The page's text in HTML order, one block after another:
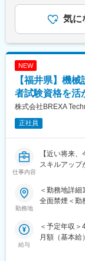
■月残業20時
当社から配属
く、特別な取
況となってい
対して、残業
■スキルUPで
スキルを上げ
で給与も上が
定性的な評価
エンジニアに
変更の範囲：
福井県内の
業務の需要
を募集するこ
技術提供に貢
◇e-Learning
◇適性や希望
◇エンジニア
※さらに、高
備保全の保全
アップも可能
【業務例】
◇大型制御盤
盤（空調機
◇ユーティリ
■当社だから
＜お取引社数
年目：年収
までも目安
て上下する可
です。
気に
NEW
【福井県】機
者試験資格を
株式会社BREXA
正社員
仕事内容
【近い将来
スキルアップ
幅を広げたい
技術力が素
で幅広いポジ
勤務地
＜勤務地詳
全面禁煙＜勤
動喫煙対策
モートワーク
給与
＜予定年収
月額（基本